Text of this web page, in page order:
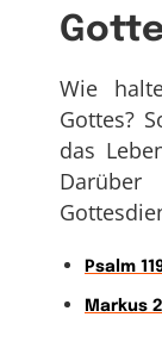
Wie
Gottes?
das
Psalm
Markus 2